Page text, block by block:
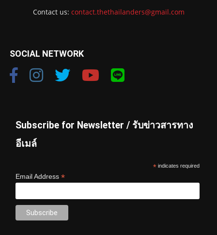
Contact us: contact.thethailanders@gmail.com
SOCIAL NETWORK
Subscribe for Newsletter / รับข่าวสารทาง
อีเมล์
* indicates required
Email Address*